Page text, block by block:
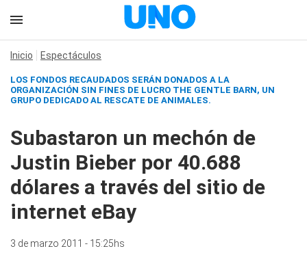
Inicio Espectáculos
LOS FONDOS RECAUDADOS SERÁN DONADOS A LA
ORGANIZACIÓN SIN FINES DE LUCRO THE GENTLE BARN, UN
GRUPO DEDICADO AL RESCATE DE ANIMALES.
Subastaron un mechón de
Justin Bieber por 40.688
dólares a través del sitio de
internet eBay
3 de marzo 2011 - 15:25hs